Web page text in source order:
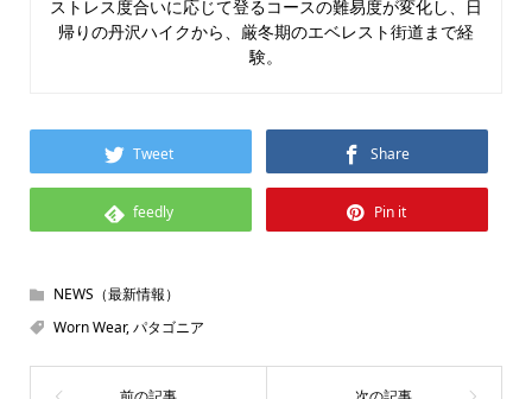
ストレス度合いに応じて登るコースの難易度が変化し、日
帰りの丹沢ハイクから、厳冬期のエベレスト街道まで経
験。
Tweet Share
feedly Pin it
NEWS（最新情報）
Worn Wear,パタゴニア